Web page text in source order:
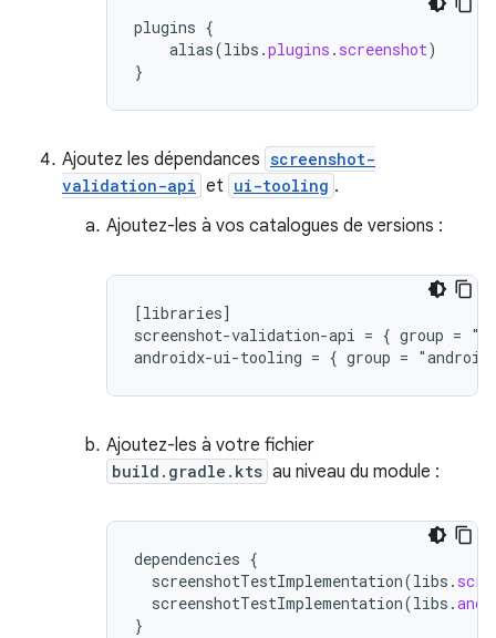
plugins {
alias(libs .plugins . screenshot)
}
Ajoutez les dépendances screenshot-
validation-api et ui-tooling .
Ajoutez-les à vos catalogues de versions :
[libraries]
screenshot-validation-api = { group =
Ajoutez-les à votre fichier
build.gradle.kts au niveau du module :
dependencies {
screenshotTestImplementation(libs .
screenshotTestImplementation(libs .
}